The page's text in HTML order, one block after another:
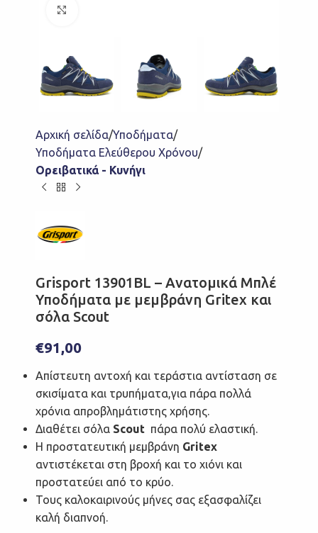
Αρχική σελίδα Υποδήματα
Υποδήματα Ελεύθερου Χρόνου
Ορειβατικά - Κυνήγι
Grisport 13901BL – Ανατομικά Μπλέ
Υποδήματα με μεμβράνη Gritex και
σόλα Scout
€91,00
Απίστευτη αντοχή και τεράστια αντίσταση σε
σκισίματα και τρυπήματα,για πάρα πολλά
χρόνια απροβλημάτιστης χρήσης.
Διαθέτει σόλα Scout πάρα πολύ ελαστική.
Η προστατευτική μεμβράνη Gritex
αντιστέκεται στη βροχή και το χιόνι και
προστατεύει από το κρύο.
Τους καλοκαιρινούς μήνες σας εξασφαλίζει
καλή διαπνοή.